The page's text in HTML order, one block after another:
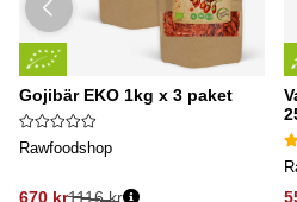
Gojibär EKO 1kg x 3 paket
Rawfoodshop
670 kr1116 kr